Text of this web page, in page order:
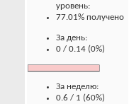
уровень:
77.01% получено
За день:
0 / 0.14 (0%)
За неделю:
0.6 / 1 (60%)